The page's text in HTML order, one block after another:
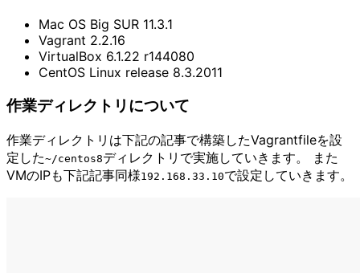
Mac OS Big SUR 11.3.1
Vagrant 2.2.16
VirtualBox 6.1.22 r144080
CentOS Linux release 8.3.2011
作業ディレクトリについて
作業ディレクトリは下記の記事で構築したVagrantfileを設
定した~​/​centos8ディレクトリで実施していきます。 また
VMのIPも下記記事同様192.168.33.10で設定していきます。